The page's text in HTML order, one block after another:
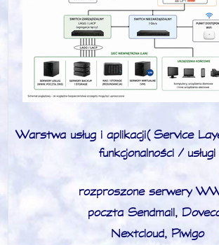
Warstwa usług i aplikacji (Service
funkcjonalności / usługi
rozproszone serwery
poczta Sendmail,
Nextcloud, Piwigo